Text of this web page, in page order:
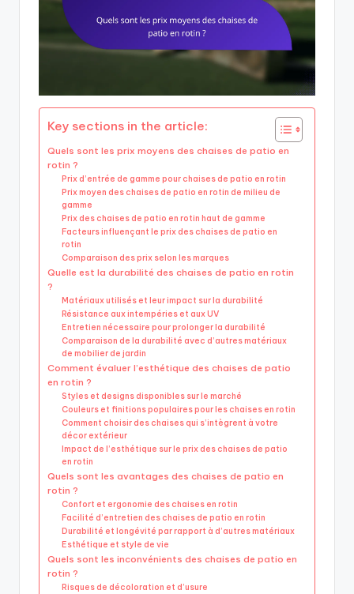
Key sections in the article:
Quels sont les prix moyens des chaises de patio en
rotin ?
Prix d’entrée de gamme pour chaises de patio en rotin
Prix moyen des chaises de patio en rotin de milieu de
gamme
Prix des chaises de patio en rotin haut de gamme
Facteurs influençant le prix des chaises de patio en
rotin
Comparaison des prix selon les marques
Quelle est la durabilité des chaises de patio en rotin
?
Matériaux utilisés et leur impact sur la durabilité
Résistance aux intempéries et aux UV
Entretien nécessaire pour prolonger la durabilité
Comparaison de la durabilité avec d’autres matériaux
de mobilier de jardin
Comment évaluer l’esthétique des chaises de patio
en rotin ?
Styles et designs disponibles sur le marché
Couleurs et finitions populaires pour les chaises en rotin
Comment choisir des chaises qui s’intègrent à votre
décor extérieur
Impact de l’esthétique sur le prix des chaises de patio
en rotin
Quels sont les avantages des chaises de patio en
rotin ?
Confort et ergonomie des chaises en rotin
Facilité d’entretien des chaises de patio en rotin
Durabilité et longévité par rapport à d’autres matériaux
Esthétique et style de vie
Quels sont les inconvénients des chaises de patio en
rotin ?
Risques de décoloration et d’usure